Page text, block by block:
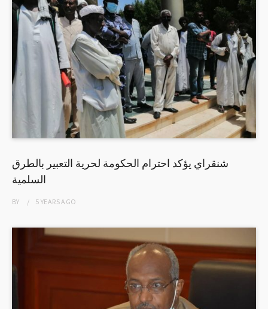
شنقراي يؤكد احترام الحكومة لحرية التعبير بالطرق
السلمية
BY 5 YEARSAGO